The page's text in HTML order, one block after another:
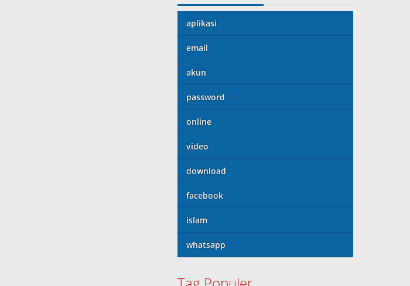
aplikasi
email
akun
password
online
video
download
facebook
islam
whatsapp